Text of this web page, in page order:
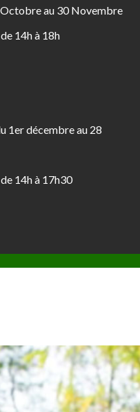
au 30 Novembre
14h à 18h
1er décembre au 28
14h à 17h30